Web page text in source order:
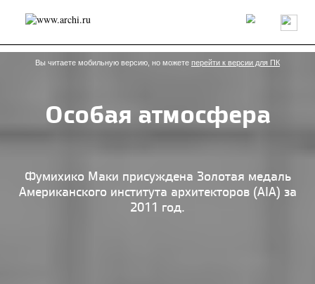
Россия Мир Технологии Интерьер Пресса
Архитекторы
Проекты
Конкурсы События Книги Вакансии
send.project Анонсы конкурсов
Блог
Исследование
Мнение
Дизайн
Иностранцы в России
Интерьер
Книги
Наследие Образование
Урбанистика
Вы читаете мобильную версию, но можете перейти к версии для ПК
Особая атмосфера
Фумихико Маки присуждена Золотая медаль
Американского института архитекторов (AIA) за
2011 год.